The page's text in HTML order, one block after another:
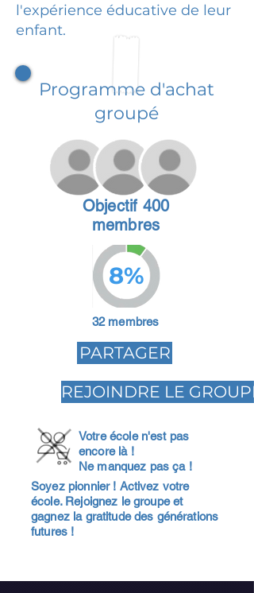
l'expérience éducative de leur
enfant.
Programme d'achat
groupé
Objectif 400
membres
8%
32 membres
PARTAGER
REJOINDRE LE GROUPE
Votre école n'est pas
encore là !
Ne manquez pas ça !
Soyez pionnier ! Activez votre
école. Rejoignez le groupe et
gagnez la gratitude des générations
futures !